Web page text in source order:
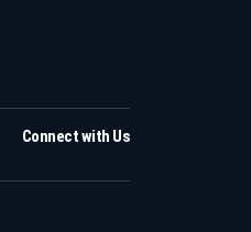
Connect with Us